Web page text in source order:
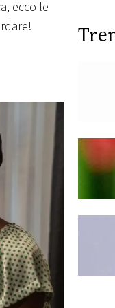
ecco le